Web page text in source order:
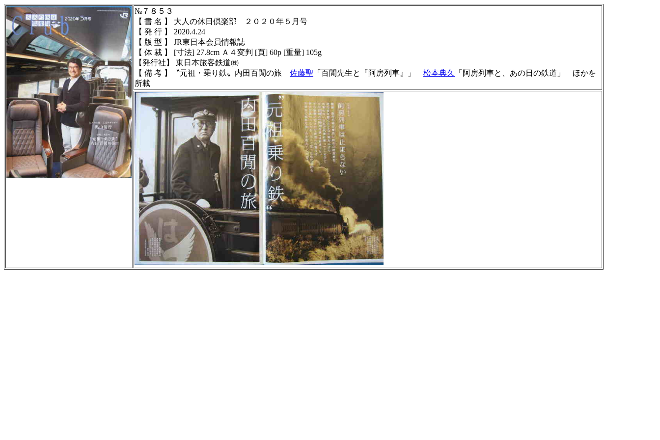
№７８５３
【 書 名 】 大人の休日倶楽部 ２０２０年５月号
【 発 行 】 2020.4.24
【 版 型 】 JR東日本会員情報誌
【 体 裁 】 [寸法] 27.8cm Ａ４変判 [頁] 60p [重量] 105g
【発行社】 東日本旅客鉄道㈱
【 備 考 】〝元祖・乗り鉄〟内田百閒の旅 佐藤聖 「百閒先生と『阿房列車』」 松本典久
「阿房列車と、あの日の鉄道」 ほかを
所載